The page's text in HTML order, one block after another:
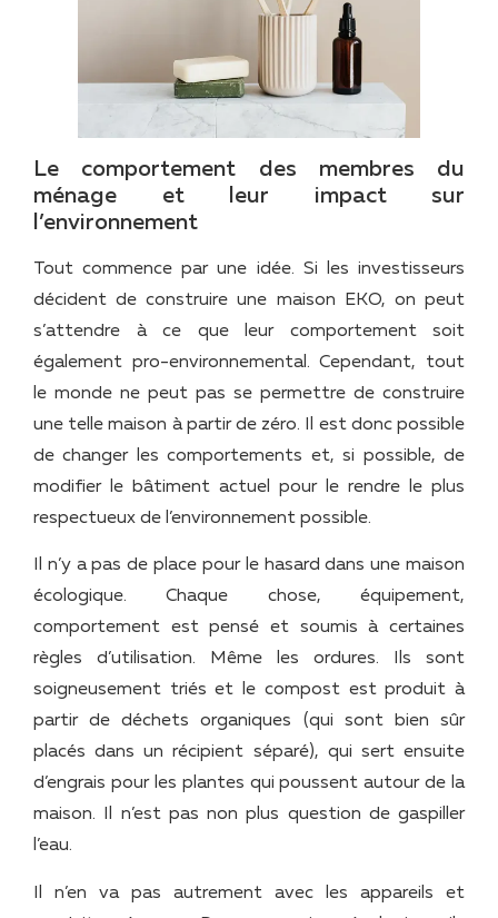
Le comportement des membres du
ménage et leur impact sur
l’environnement
Tout commence par une idée. Si les investisseurs
décident de construire une maison EKO, on peut
s’attendre à ce que leur comportement soit
également pro-environnemental. Cependant, tout
le monde ne peut pas se permettre de construire
une telle maison à partir de zéro. Il est donc possible
de changer les comportements et, si possible, de
modifier le bâtiment actuel pour le rendre le plus
respectueux de l’environnement possible.
Il n’y a pas de place pour le hasard dans une maison
écologique. Chaque chose, équipement,
comportement est pensé et soumis à certaines
règles d’utilisation. Même les ordures. Ils sont
soigneusement triés et le compost est produit à
partir de déchets organiques (qui sont bien sûr
placés dans un récipient séparé), qui sert ensuite
d’engrais pour les plantes qui poussent autour de la
maison. Il n’est pas non plus question de gaspiller
l’eau.
Il n’en va pas autrement avec les appareils et